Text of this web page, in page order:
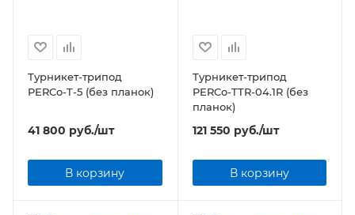
Турникет-трипод
PERCo-T-5 (без планок)
41 800 руб./шт
В корзину
Турникет-трипод
PERCo-TTR-04.1R (без
планок)
121 550 руб./шт
В корзину